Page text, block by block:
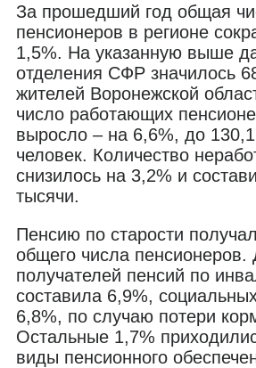
За прошедший год общая
пенсионеров в регионе
1,5%. На указанную выше
отделения СФР значилось
жителей Воронежской
число работающих
выросло – на 6,6%, до
человек. Количество
снизилось на 3,2% и
тысячи.
Пенсию по старости
общего числа пенсионеров.
получателей пенсий по
составила 6,9%,
6,8%, по случаю потери
Остальные 1,7%
виды пенсионного